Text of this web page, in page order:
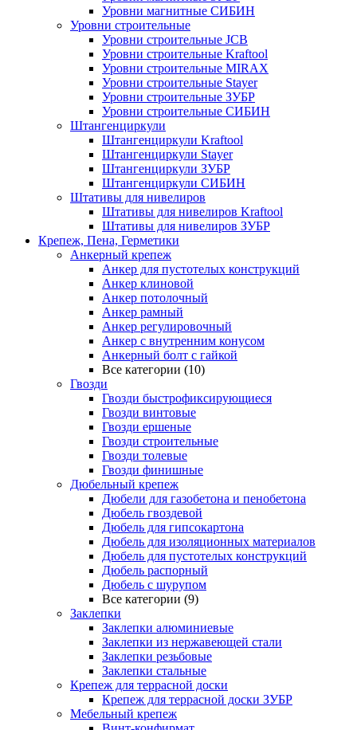
Уровни магнитные СИБИН
Уровни строительные
Уровни строительные JCB
Уровни строительные Kraftool
Уровни строительные MIRAX
Уровни строительные Stayer
Уровни строительные ЗУБР
Уровни строительные СИБИН
Штангенциркули
Штангенциркули Kraftool
Штангенциркули Stayer
Штангенциркули ЗУБР
Штангенциркули СИБИН
Штативы для нивелиров
Штативы для нивелиров Kraftool
Штативы для нивелиров ЗУБР
Крепеж, Пена, Герметики
Анкерный крепеж
Анкер для пустотелых конструкций
Анкер клиновой
Анкер потолочный
Анкер рамный
Анкер регулировочный
Анкер с внутренним конусом
Анкерный болт с гайкой
Все категории (10)
Гвозди
Гвозди быстрофиксирующиеся
Гвозди винтовые
Гвозди ершеные
Гвозди строительные
Гвозди толевые
Гвозди финишные
Дюбельный крепеж
Дюбели для газобетона и пенобетона
Дюбель гвоздевой
Дюбель для гипсокартона
Дюбель для изоляционных материалов
Дюбель для пустотелых конструкций
Дюбель распорный
Дюбель с шурупом
Все категории (9)
Заклепки
Заклепки алюминиевые
Заклепки из нержавеющей стали
Заклепки резьбовые
Заклепки стальные
Крепеж для террасной доски
Крепеж для террасной доски ЗУБР
Мебельный крепеж